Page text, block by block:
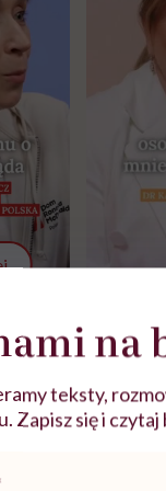
tylko
"Jestem
zmianie
kobiet w
pracy
na
teksty,
Zapisz się i